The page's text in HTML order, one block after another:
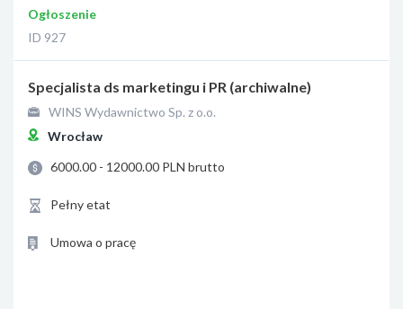
Ogłoszenie
ID 927
Specjalista ds marketingu i PR (archiwalne)
WINS Wydawnictwo Sp. z o.o.
Wrocław
6000.00 - 12000.00 PLN brutto
Pełny etat
Umowa o pracę